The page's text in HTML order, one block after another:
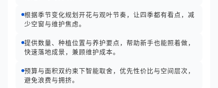
根据季节变化规划开花与观叶节奏，让四季都有看点，减
少空窗与维护焦虑。
提供数量、种植位置与养护要点，帮助新手也能照着做，
快速落地成景，兼顾维护成本。
预算与面积双约束下智能取舍，优先性价比与空间层次，
避免浪费与拥挤。